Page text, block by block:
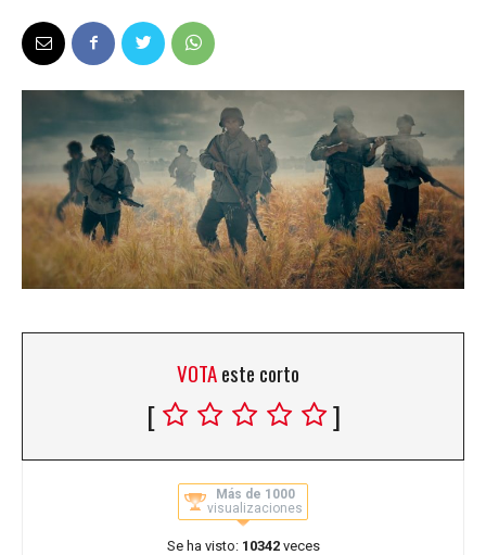
VOTAeste corto
[ ]
Más de 1000
visualizaciones
Se ha visto: 10342veces